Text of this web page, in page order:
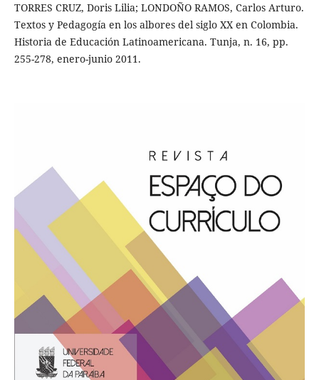
TORRES CRUZ, Doris Lilia; LONDOÑO RAMOS, Carlos Arturo.
Textos y Pedagogía en los albores del siglo XX en Colombia.
Historia de Educación Latinoamericana. Tunja, n. 16, pp.
255-278, enero-junio 2011.